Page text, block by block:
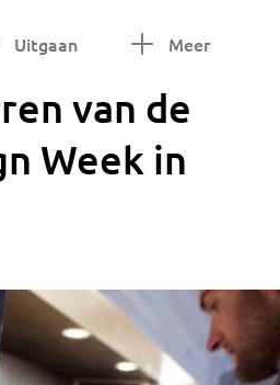
Uitgaan Meer
van de
Week in